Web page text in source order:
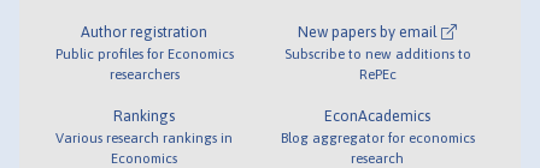
Author registration
Public profiles for Economics
researchers
Rankings
Various research rankings in
Economics
New papers by email
Subscribe to new additions to
RePEc
EconAcademics
Blog aggregator for economics
research